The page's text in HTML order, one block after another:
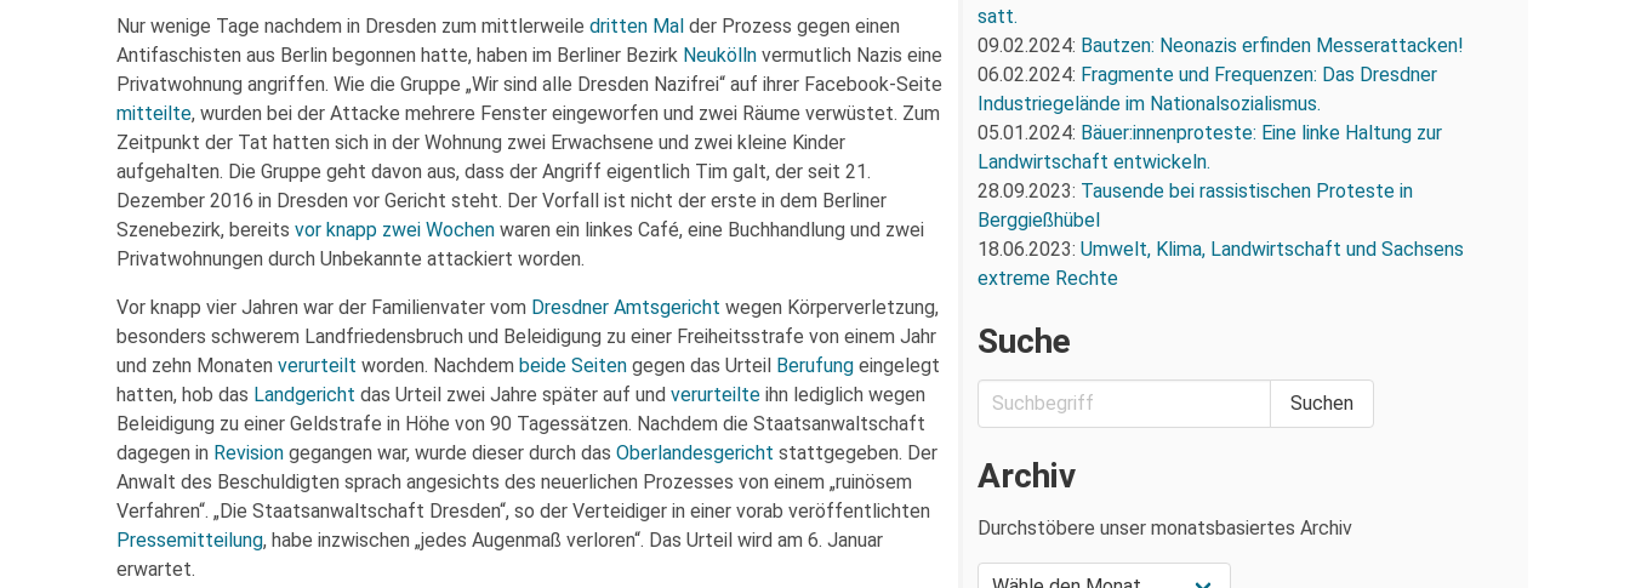
Nur wenige Tage nachdem in Dresden zum mittlerweile dritten Mal der Prozess gegen einen
Antifaschisten aus Berlin begonnen hatte, haben im Berliner Bezirk Neukölln vermutlich Nazis eine
Privatwohnung angriffen. Wie die Gruppe „Wir sind alle Dresden Nazifrei“ auf ihrer Facebook-Seite
mitteilte, wurden bei der Attacke mehrere Fenster eingeworfen und zwei Räume verwüstet. Zum
Zeitpunkt der Tat hatten sich in der Wohnung zwei Erwachsene und zwei kleine Kinder
aufgehalten. Die Gruppe geht davon aus, dass der Angriff eigentlich Tim galt, der seit 21.
Dezember 2016 in Dresden vor Gericht steht. Der Vorfall ist nicht der erste in dem Berliner
Szenebezirk, bereits vor knapp zwei Wochen waren ein linkes Café, eine Buchhandlung und zwei
Privatwohnungen durch Unbekannte attackiert worden.
Vor knapp vier Jahren war der Familienvater vom Dresdner Amtsgericht wegen Körperverletzung,
besonders schwerem Landfriedensbruch und Beleidigung zu einer Freiheitsstrafe von einem Jahr
und zehn Monaten verurteilt worden. Nachdem beide Seiten gegen das Urteil Berufung eingelegt
hatten, hob das Landgericht das Urteil zwei Jahre später auf und verurteilte ihn lediglich wegen
Beleidigung zu einer Geldstrafe in Höhe von 90 Tagessätzen. Nachdem die Staatsanwaltschaft
dagegen in Revision gegangen war, wurde dieser durch das Oberlandesgericht stattgegeben. Der
Anwalt des Beschuldigten sprach angesichts des neuerlichen Prozesses von einem „ruinösem
Verfahren“. „Die Staatsanwaltschaft Dresden“, so der Verteidiger in einer vorab veröffentlichten
Pressemitteilung, habe inzwischen „jedes Augenmaß verloren“. Das Urteil wird am 6. Januar
erwartet.
satt.
09.02.2024: Bautzen: Neonazis erfinden Messerattacken!
06.02.2024: Fragmente und Frequenzen: Das Dresdner
Industriegelände im Nationalsozialismus.
05.01.2024: Bäuer:innenproteste: Eine linke Haltung zur
Landwirtschaft entwickeln.
28.09.2023: Tausende bei rassistischen Proteste in
Berggießhübel
18.06.2023: Umwelt, Klima, Landwirtschaft und Sachsens
extreme Rechte
Suche
Archiv
Durchstöbere unser monatsbasiertes Archiv